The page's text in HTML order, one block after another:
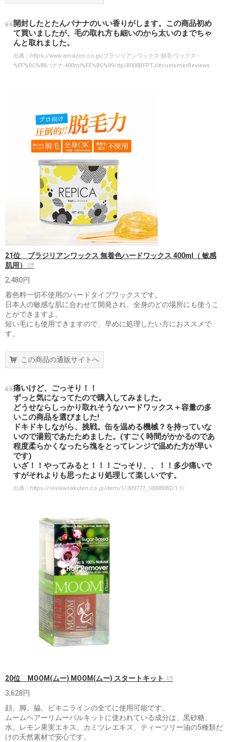
開封したとたんバナナのいい香りがします。この商品初め
て買いましたが、毛の取れ方も細いのから太いのまでちゃ
んと取れました。
出典： https://www.amazon.co.jp/ブラジリアンワックス-脱毛-ワックス-
%EF%BC%88バナナ-400ml%EF%BC%89/dp/B008BFPTJI#customerReviews
21位 ブラジリアンワックス 無着色ハードワックス 400ml（ 敏感
肌用）
2,480円
着色料一切不使用のハードタイプワックスです。
日本人の敏感な肌に合わせて開発され、全身のどの場所にも使うこ
とができますよ。
短い毛にも使用できますので、早めに処理したい方におススメで
す。
この商品の通販サイトへ
痛いけど、ごっそり！！
ずっと気になってたので購入してみました。
どうせならしっかり取れそうなハードワックス＋容量の多
いこの商品を選びました!
ドキドキしながら、挑戦。缶を温める機械？を持っていな
いので湯煎であたためました。(すごく時間がかかるのであ
程度柔らかくなったら塊をとってレンジで温めた方が早い
です)
いざ！！やってみると！！！ごっそり、、！！多少痛いで
すがそれよりも思ったより処理して楽しいです。
出典： https://review.rakuten.co.jp/item/1/309777_10000082/1.1/
20位 MOOM(ムー) MOOM(ムー) スタートキット
3,628円
顔、脚、脇、ビキニラインの全てに使用可能です。
ムームヘアーリムーバルキットに使われている成分は、黒砂糖、
水、レモン果実エキス、カミツレエキス、ティーツリー油の5種類だ
けの天然素材で安心です。